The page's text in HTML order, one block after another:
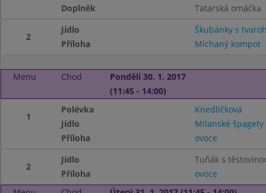
Doplněk
Tatarská omáčka
2
Jídlo
Škubánky s
Příloha
Míchaný kompot
Menu Chod
Pondělí 30. 1. 2017
(11:45 - 14:00)
1
Polévka
Knedlíčková
Jídlo
Milanské špagety
Příloha
ovoce
2
Jídlo
Tuňák s
Příloha
ovoce